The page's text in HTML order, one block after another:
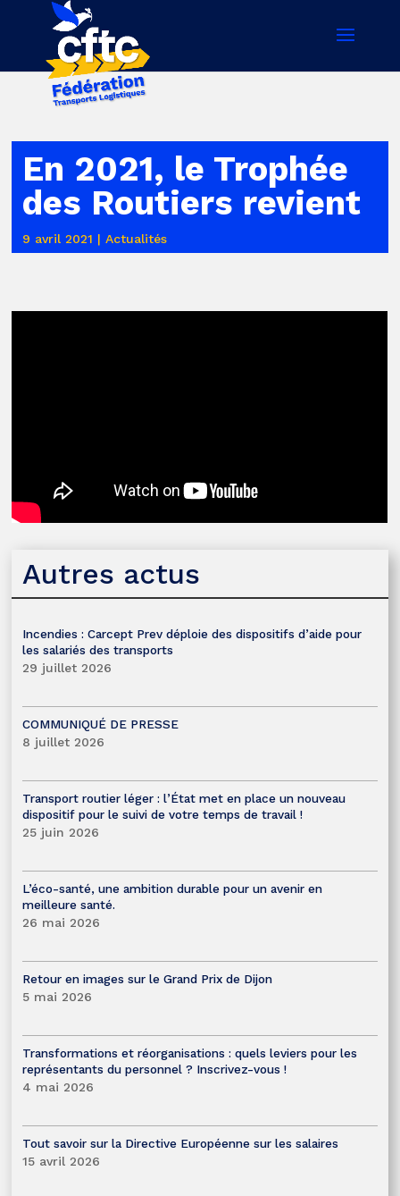
En 2021, le Trophée
des Routiers revient
9 avril 2021 |Actualités
Autres actus
Incendies : Carcept Prev déploie des dispositifs d’aide pour
les salariés des transports
29 juillet 2026
COMMUNIQUÉ DE PRESSE
8 juillet 2026
Transport routier léger : l’État met en place un nouveau
dispositif pour le suivi de votre temps de travail !
25 juin 2026
L’éco-santé, une ambition durable pour un avenir en
meilleure santé.
26 mai 2026
Retour en images sur le Grand Prix de Dijon
5 mai 2026
Transformations et réorganisations : quels leviers pour les
représentants du personnel ? Inscrivez-vous !
4 mai 2026
Tout savoir sur la Directive Européenne sur les salaires
15 avril 2026